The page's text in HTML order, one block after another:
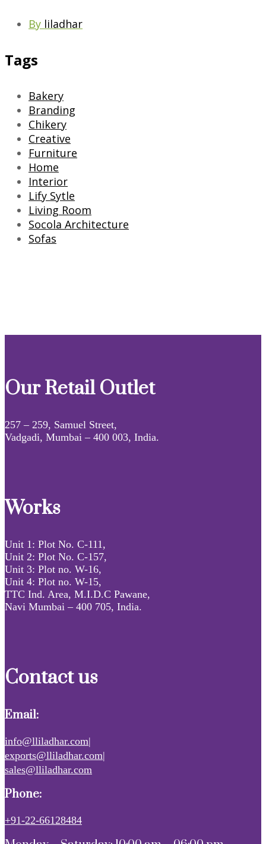
By liladhar
Tags
Bakery
Branding
Chikery
Creative
Furniture
Home
Interior
Lify Sytle
Living Room
Socola Architecture
Sofas
Our Retail Outlet
257 – 259, Samuel Street,
Vadgadi, Mumbai – 400 003, India.
Works
Unit 1: Plot No. C-111,
Unit 2: Plot No. C-157,
Unit 3: Plot no. W-16,
Unit 4: Plot no. W-15,
TTC Ind. Area, M.I.D.C Pawane,
Navi Mumbai – 400 705, India.
Contact us
Email:
info@lliladhar.com|
exports@lliladhar.com|
sales@lliladhar.com
Phone:
+91-22-66128484